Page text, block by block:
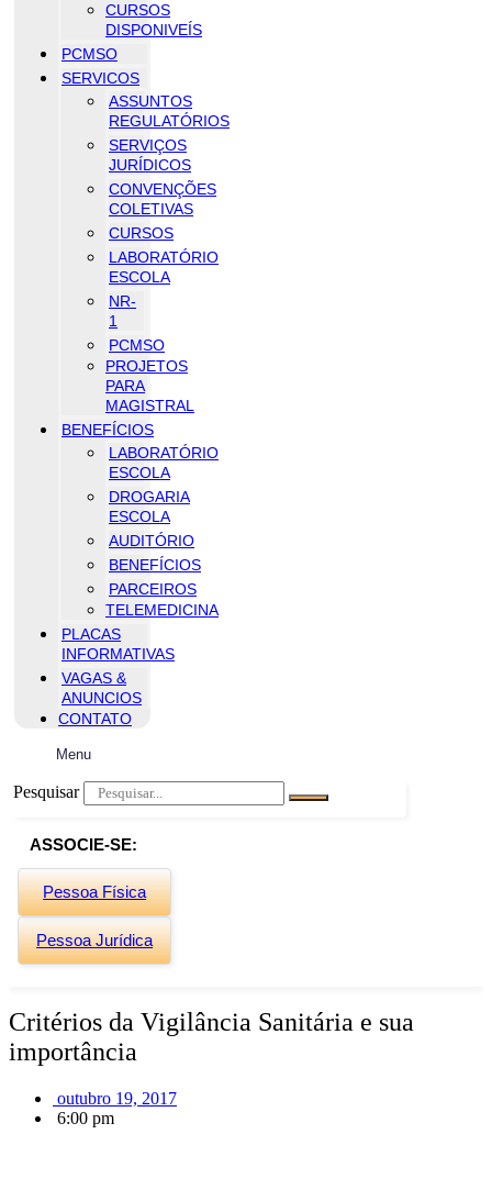
CURSOS
DISPONIVEÍS
PCMSO
SERVICOS
ASSUNTOS
REGULATÓRIOS
SERVIÇOS
JURÍDICOS
CONVENÇÕES
COLETIVAS
CURSOS
LABORATÓRIO
ESCOLA
NR-
1
PCMSO
PROJETOS
PARA
MAGISTRAL
BENEFÍCIOS
LABORATÓRIO
ESCOLA
DROGARIA
ESCOLA
AUDITÓRIO
BENEFÍCIOS
PARCEIROS
TELEMEDICINA
PLACAS
INFORMATIVAS
VAGAS &
ANUNCIOS
CONTATO
Menu
Pesquisar
ASSOCIE-SE:
Pessoa Física
Pessoa Jurídica
Critérios da Vigilância Sanitária e sua
importância
outubro 19, 2017
6:00 pm